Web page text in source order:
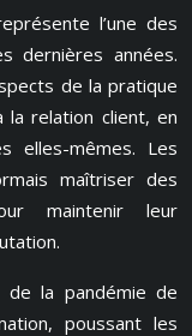
l’une des
dernières années.
de la pratique
la relation client, en
elles-mêmes. Les
maîtriser des
maintenir leur
de la pandémie de
poussant les